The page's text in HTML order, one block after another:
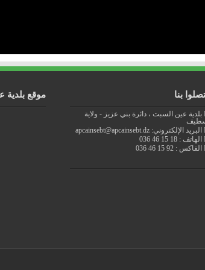
بنا
بلدية عين السبت ، دائرة بني عزيز - ولاية
البريد الإلكتروني: apcainsebt@apcainsebt.dz
الهاتف : 18 15 46 036
الفاكس : 92 15 46 036
موقع بلدية